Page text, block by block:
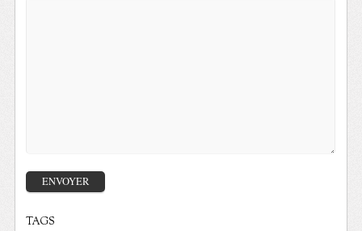
TAGS